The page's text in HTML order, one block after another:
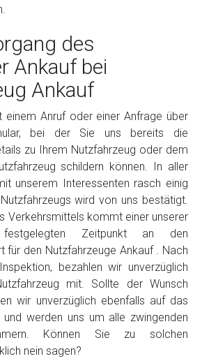
des
Ankauf bei
Ankauf
Anruf oder einer Anfrage über
bei der Sie uns bereits die
zu Ihrem Nutzfahrzeug oder dem
schildern können. In aller
unserem Interessenten rasch einig
wird von uns bestätigt.
Verkehrsmittels kommt einer unserer
Zeitpunkt an den
für den Nutzfahrzeuge Ankauf . Nach
bezahlen wir unverzüglich
mit. Sollte der Wunsch
wir unverzüglich ebenfalls auf das
werden uns um alle zwingenden
Können Sie zu solchen
nein sagen?